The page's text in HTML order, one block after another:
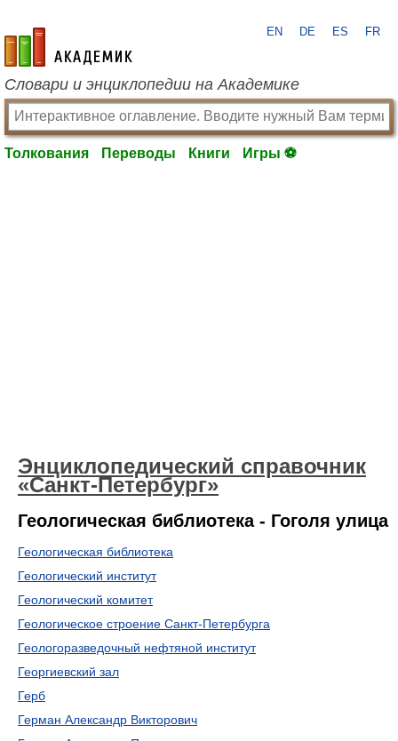
academic.ru
EN DE ES FR
Словари и энциклопедии на Академике
Толкования Переводы Книги Игры ⚽
Энциклопедический справочник
«Санкт-Петербург»
Геологическая библиотека - Гоголя улица
Геологическая библиотека
Геологический институт
Геологический комитет
Геологическое строение Санкт-Петербурга
Геологоразведочный нефтяной институт
Георгиевский зал
Герб
Герман Александр Викторович